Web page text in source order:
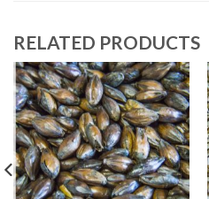
RELATED PRODUCTS